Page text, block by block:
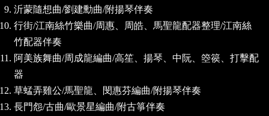
沂蒙隨想曲/劉建勳曲/附揚琴伴奏
行街/江南絲竹樂曲/周惠、周皓、馬聖龍配器整理/江南絲
竹配器伴奏
阿美族舞曲/周成龍編曲/高笙、揚琴、中阮、箜篌、打擊配
器
草蜢弄雞公/馬聖龍、閔惠芬編曲/附揚琴伴奏
長門怨/古曲/歐景星編曲/附古箏伴奏